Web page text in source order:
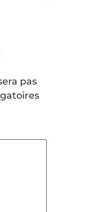
pas